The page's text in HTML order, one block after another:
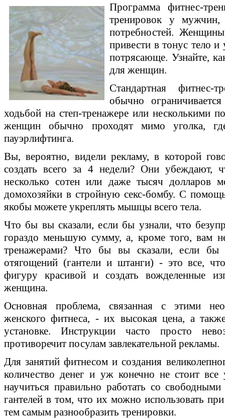
Программа фитнес-
тренировок у мужчин,
потребностей.
привести в тонус тело
потрясающе. Узнайте,
для женщин.
Стандартная фитнес-
обычно
ходьбой на степ-тренажере или несколькими
женщин обычно проходят мимо уголка,
пауэрлифтинга.
Вы, вероятно, видели рекламу, в которой
создать всего за 4 недели? Они
несколько сотен или даже тысяч долларов
домохозяйки в стройную секс-бомбу. С
якобы можете укреплять мышцы всего тела.
Что бы вы сказали, если бы узнали, что
гораздо меньшую сумму, а, кроме того, вам
тренажерами? Что бы вы сказали, если бы
отягощений (гантели и штанги) - это все,
фигуру красивой и создать вожделенные
женщина.
Основная проблема, связанная с этими
женского фитнеса, - их высокая цена, а
установке. Инструкции часто просто
противоречит посулам завлекательной рекламы.
Для занятий фитнесом и создания
количество денег и уж конечно не стоит все
научиться правильно работать со
гантелей в том, что их можно использовать
тем самым разнообразить тренировки.